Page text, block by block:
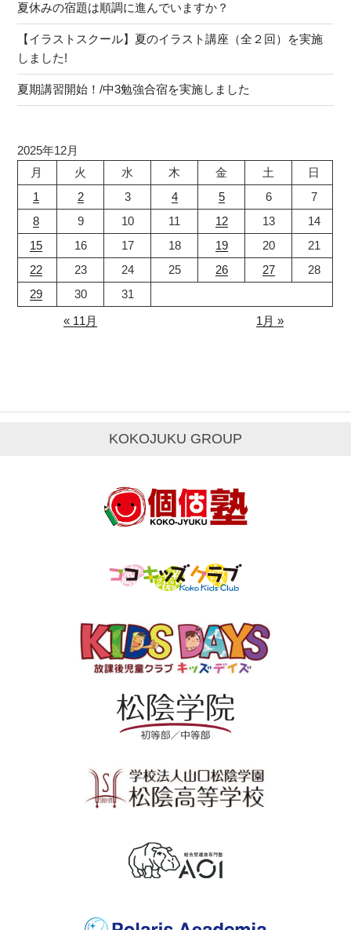
夏休みの宿題は順調に進んでいますか？
【イラストスクール】夏のイラスト講座（全２回）を実施
しました!
夏期講習開始！/中3勉強合宿を実施しました
2025年12月
月
火 水 木 金 土
日
1
2 3 4 5 6
7
8
9 10 11 12 13
14
15
16 17 18 19 20
21
22
23 24 25 26 27
28
29
30
31
« 11月
1月 »
KOKOJUKU GROUP